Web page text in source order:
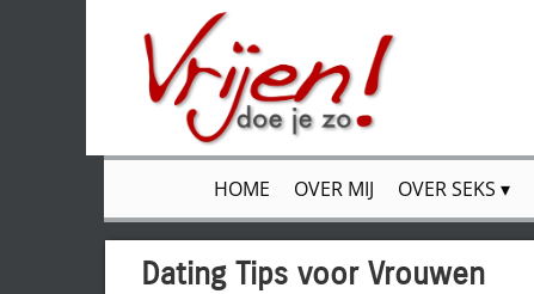
HOME OVER MIJ OVER SEKS
Dating Tips voor Vrouwen